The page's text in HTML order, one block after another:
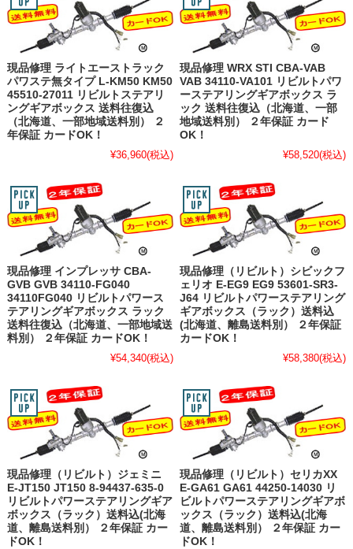
現品修理 ライトエーストラック
パワステ無タイプ L-KM50 KM50
45510-27011 リビルトステアリ
ングギアボックス 送料往復込
（北海道、一部地域送料別） ２
年保証 カードOK！
¥36,960(税込)
現品修理 WRX STI CBA-VAB
VAB 34110-VA101 リビルトパワ
ーステアリングギアボックス ラ
ック 送料往復込（北海道、一部
地域送料別） ２年保証 カード
OK！
¥58,520(税込)
現品修理 インプレッサ CBA-
GVB GVB 34110-FG040
34110FG040 リビルトパワース
テアリングギアボックス ラック
送料往復込（北海道、一部地域送
料別） ２年保証 カードOK！
¥54,340(税込)
現品修理（リビルト）シビックフ
ェリオ E-EG9 EG9 53601-SR3-
J64 リビルトパワーステアリング
ギアボックス（ラック）送料込
(北海道、離島送料別） ２年保証
カードOK！
¥58,380(税込)
現品修理（リビルト）ジェミニ
E-JT150 JT150 8-94437-635-0
リビルトパワーステアリングギア
ボックス（ラック）送料込(北海
道、離島送料別） ２年保証 カー
ドOK！
現品修理（リビルト）セリカXX
E-GA61 GA61 44250-14030 リ
ビルトパワーステアリングギアボ
ックス（ラック）送料込(北海
道、離島送料別） ２年保証 カー
ドOK！